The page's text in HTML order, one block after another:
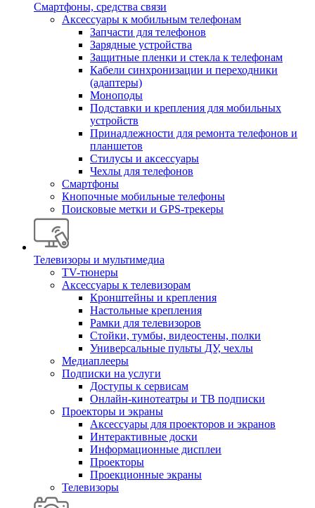
Смартфоны, средства связи
Аксессуары к мобильным телефонам
Запчасти для телефонов
Зарядные устройства
Защитные пленки и стекла к телефонам
Кабели синхронизации и переходники
(адаптеры)
Моноподы
Подставки и крепления для мобильных
устройств
Принадлежности для ремонта телефонов и
планшетов
Стилусы и аксессуары
Чехлы для телефонов
Смартфоны
Кнопочные мобильные телефоны
Поисковые метки и GPS-трекеры
Телевизоры и мультимедиа
TV-тюнеры
Аксессуары к телевизорам
Кронштейны и крепления
Настольные крепления
Рамки для телевизоров
Стойки, тумбы, видеостены, полки
Универсальные пульты ДУ, чехлы
Медиаплееры
Подписки на услуги
Доступы к сервисам
Онлайн-кинотеатры и ТВ подписки
Проекторы и экраны
Аксессуары для проекторов и экранов
Интерактивные доски
Информационные дисплеи
Проекторы
Проекционные экраны
Телевизоры